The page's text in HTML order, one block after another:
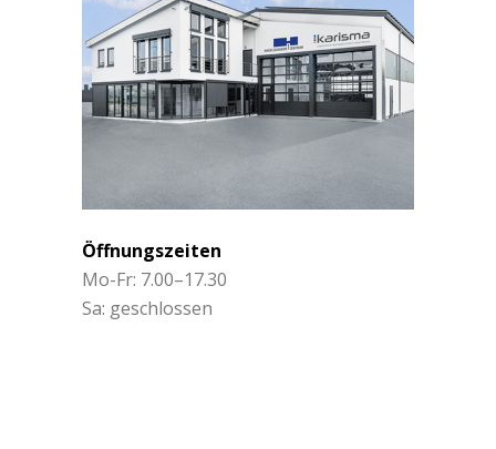
Öffnungszeiten
Mo-Fr: 7.00–17.30
Sa: geschlossen